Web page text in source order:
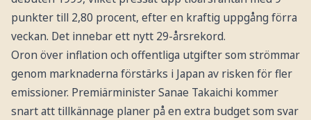
punkter till 2,80 procent, efter en kraftig uppgång förra
veckan. Det innebar ett nytt 29-årsrekord.
Oron över inflation och offentliga utgifter som strömmar
genom marknaderna förstärks i Japan av risken för fler
emissioner. Premiärminister Sanae Takaichi kommer
snart att tillkännage planer på en extra budget som svar